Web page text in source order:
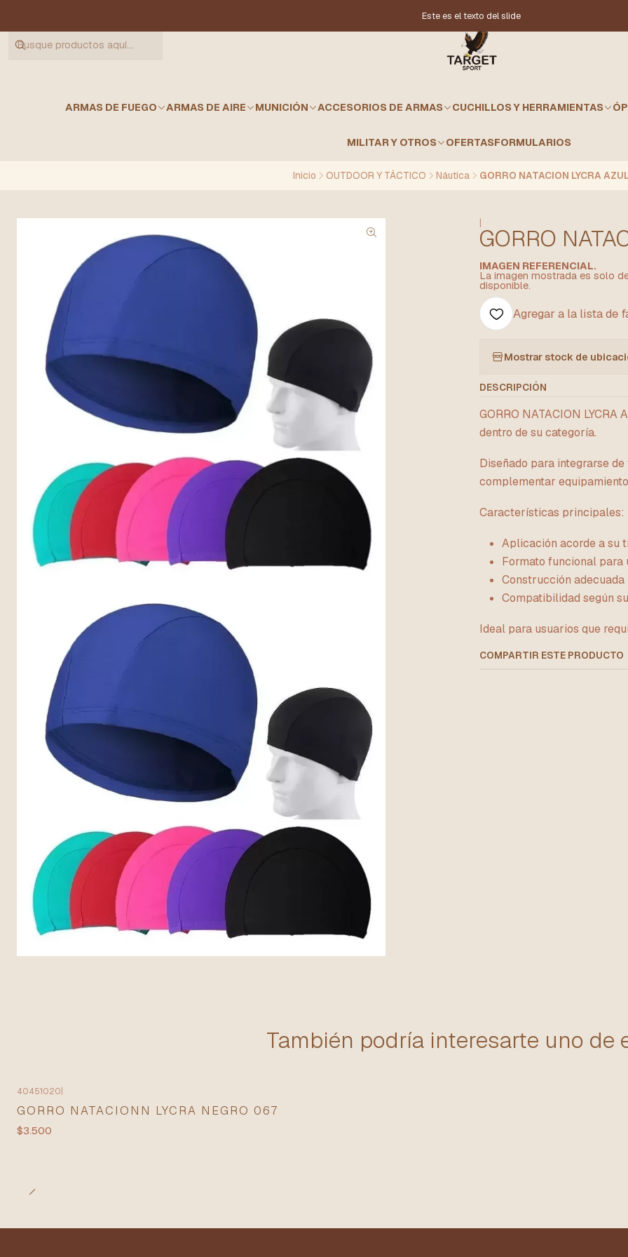
ARMAS DE FUEGO ARMAS DE AIRE MUNICIÓN ACCESORIOS DE ARMAS CUCHILLOS Y HERRAMIENTAS
MILITAR Y OTROS OFERTASFORMULARIOS
Este es el texto del slide
Inicio OUTDOOR Y TÁCTICO Náutica GORRO NATACION LYCRA
|
GORRO
IMAGEN REFERENCIAL.
La imagen mostrada es solo
disponible.
Agregar a la lista de
Mostrar stock de
DESCRIPCIÓN
GORRO NATACION
dentro de su categoría.
Diseñado para integrarse
complementar
Características principales:
Aplicación acorde a su
Formato funcional para
Construcción
Compatibilidad según
Ideal para usuarios que
COMPARTIR ESTE PRODUCTO
También podría interesarte uno de
40451020
GORRO NATACIONN LYCRA NEGRO 067
$3.500